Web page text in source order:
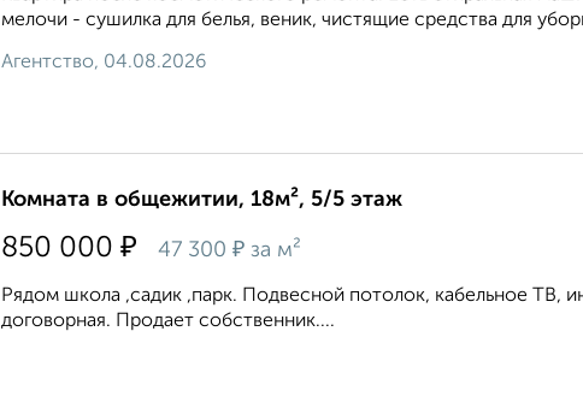
мелочи - сушилка для белья, веник, чистящие средства для
Агентство, 04.08.2026
Комната в общежитии, 18м², 5/5 этаж
850 000 ₽ 47 300 ₽ за м²
Рядом школа ,садик ,парк. Подвесной потолок, кабельное ТВ,
договорная. Продает собственник....